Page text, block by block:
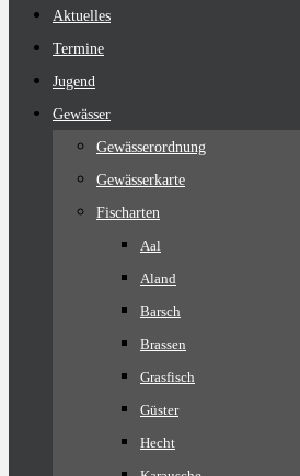
Aktuelles
Termine
Jugend
Gewässer
Gewässerordnung
Gewässerkarte
Fischarten
Aal
Aland
Barsch
Brassen
Grasfisch
Güster
Hecht